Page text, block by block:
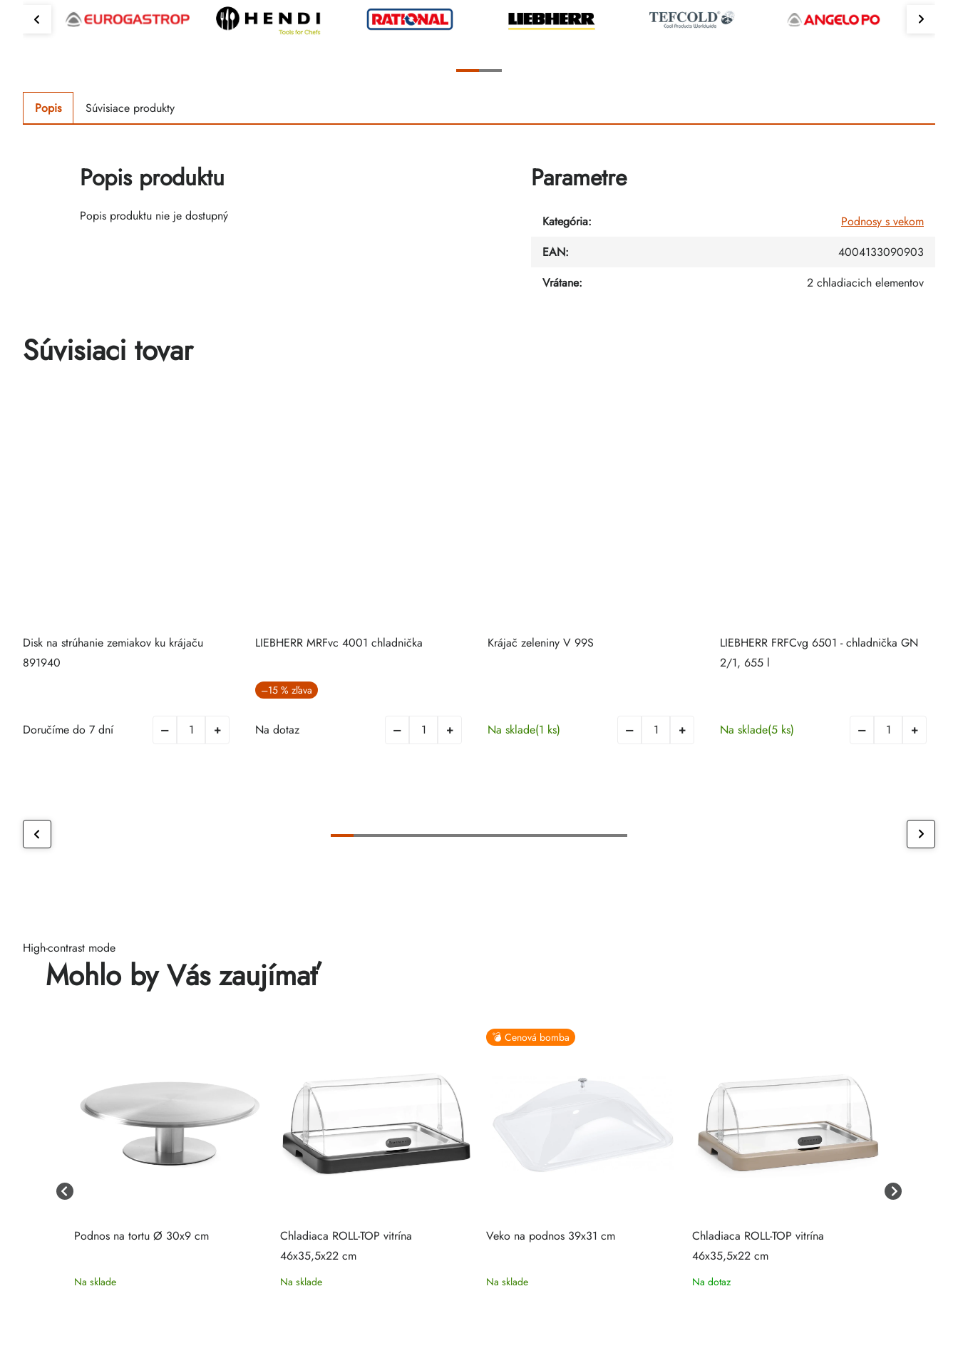
Popis Súvisiace produkty
Popis produktu
Popis produktu nie je dostupný
Parametre
Kategória:
Podnosy s vekom
EAN:
4004133090903
Vrátane: 2 chladiacich elementov
Súvisiaci tovar
Disk na strúhanie zemiakov ku krájaču
891940
Doručíme do 7 dní
LIEBHERR MRFvc 4001 chladnička
–15 %
Na dotaz
Krájač zeleniny V 99S
Na sklade(1 ks)
LIEBHERR FRFCvg 6501 - chladnička GN
2/1, 655 l
Na sklade(5 ks)
High-contrast mode
Mohlo by Vás zaujímať
Podnos na tortu Ø 30x9 cm
Na sklade
Chladiaca ROLL-TOP vitrína
46x35,5x22 cm
Na sklade
💣 Cenová bomba
Veko na podnos 39x31 cm
Na sklade
Chladiaca ROLL-TOP vitrína
46x35,5x22 cm
Na dotaz